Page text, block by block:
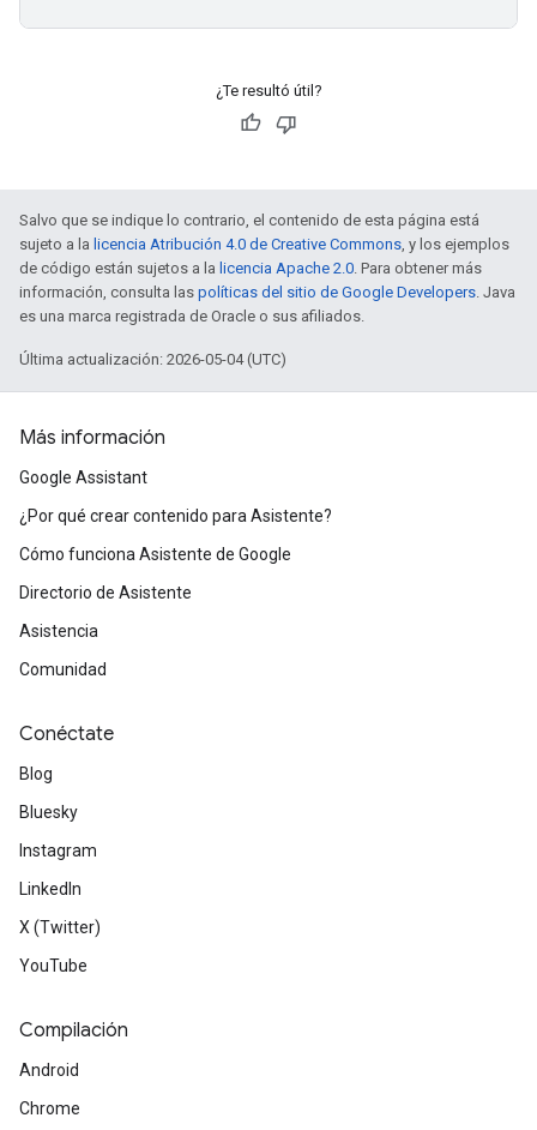
¿Te resultó útil?
Salvo que se indique lo contrario, el contenido de esta página está
sujeto a la licencia Atribución 4.0 de Creative Commons, y los ejemplos
de código están sujetos a la licencia Apache 2.0. Para obtener más
información, consulta las políticas del sitio de Google Developers. Java
es una marca registrada de Oracle o sus afiliados.
Última actualización: 2026-05-04 (UTC)
Más información
Google Assistant
¿Por qué crear contenido para Asistente?
Cómo funciona Asistente de Google
Directorio de Asistente
Asistencia
Comunidad
Conéctate
Blog
Bluesky
Instagram
LinkedIn
X (Twitter)
YouTube
Compilación
Android
Chrome